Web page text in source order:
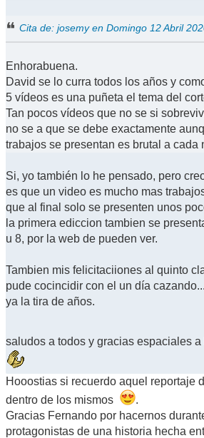
Cita de: josemy en Domingo 12 Abril
Enhorabuena.
David se lo curra todos los años y
5 vídeos es una puñeta el tema del
Tan pocos vídeos que no se si
no se a que se debe exactamente
trabajos se presentan es brutal a cada
Si, yo también lo he pensado, pero
es que un video es mucho mas
que al final solo se presenten unos
la primera ediccion tambien se
u 8, por la web de pueden ver.
Tambien mis felicitaciiones al quinto
pude cocincidir con el un día
ya la tira de años.
saludos a todos y gracias espaciales a
Hooostias si recuerdo aquel reportaje
dentro de los mismos
.
Gracias Fernando por hacernos
protagonistas de una historia hecha